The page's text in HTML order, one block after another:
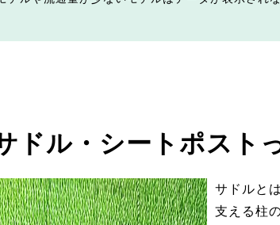
ドル・シートポスト
サドルと
支える柱